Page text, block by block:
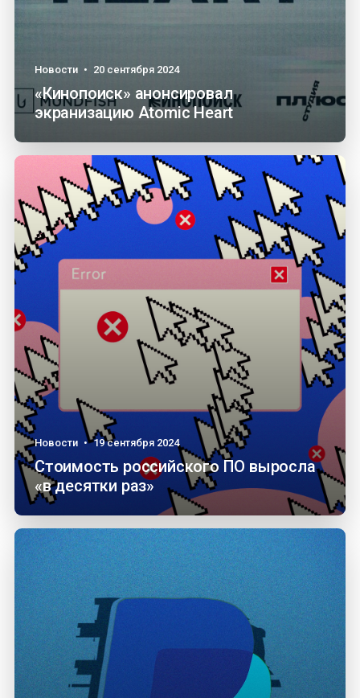
Новости • 20 сентября 2024
«Кинопоиск» анонсировал
экранизацию Atomic Heart
Новости • 19 сентября 2024
Стоимость российского ПО выросла
«в десятки раз»